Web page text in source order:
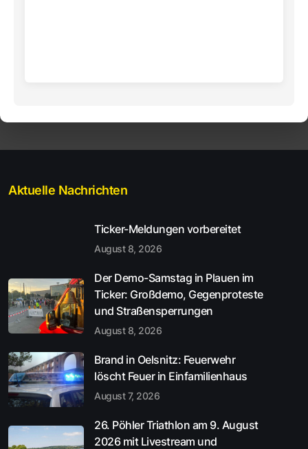
Aktuelle Nachrichten
Ticker-Meldungen vorbereitet
August 8, 2026
Der Demo-Samstag in Plauen im
Ticker: Großdemo, Gegenproteste
und Straßensperrungen
August 8, 2026
Brand in Oelsnitz: Feuerwehr
löscht Feuer in Einfamilienhaus
August 7, 2026
26. Pöhler Triathlon am 9. August
2026 mit Livestream und